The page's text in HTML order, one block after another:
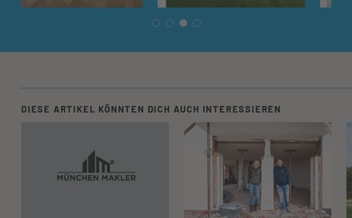
DIESE ARTIKEL KÖNNTEN DICH AUCH INTERESSIEREN